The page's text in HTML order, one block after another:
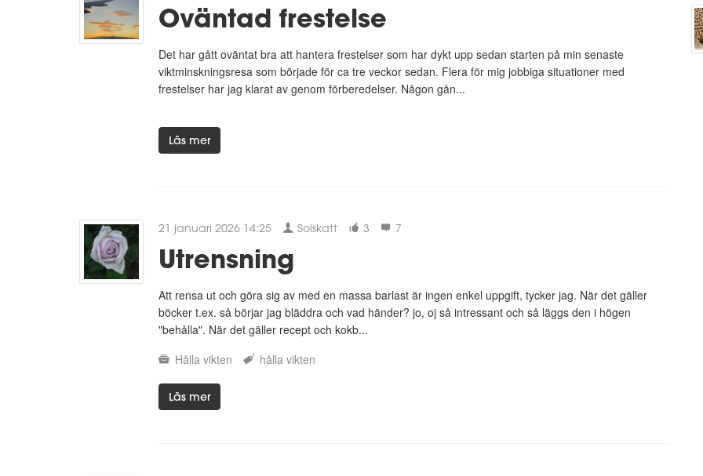
Oväntad frestelse
Det har gått oväntat bra att hantera frestelser som har dykt upp sedan starten på min senaste
viktminskningsresa som började för ca tre veckor sedan. Flera för mig jobbiga situationer med
frestelser har jag klarat av genom förberedelser. Någon gån...
Läs mer
21 januari 2026 14:25 Solskatt 3 7
Utrensning
Att rensa ut och göra sig av med en massa barlast är ingen enkel uppgift, tycker jag. När det gäller
böcker t.ex. så börjar jag bläddra och vad händer? jo, oj så intressant och så läggs den i högen
"behålla". När det gäller recept och kokb...
Hålla vikten
hålla vikten
Läs mer